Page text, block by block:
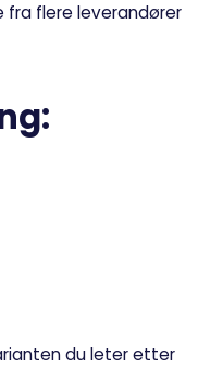
fra flere leverandører
du leter etter